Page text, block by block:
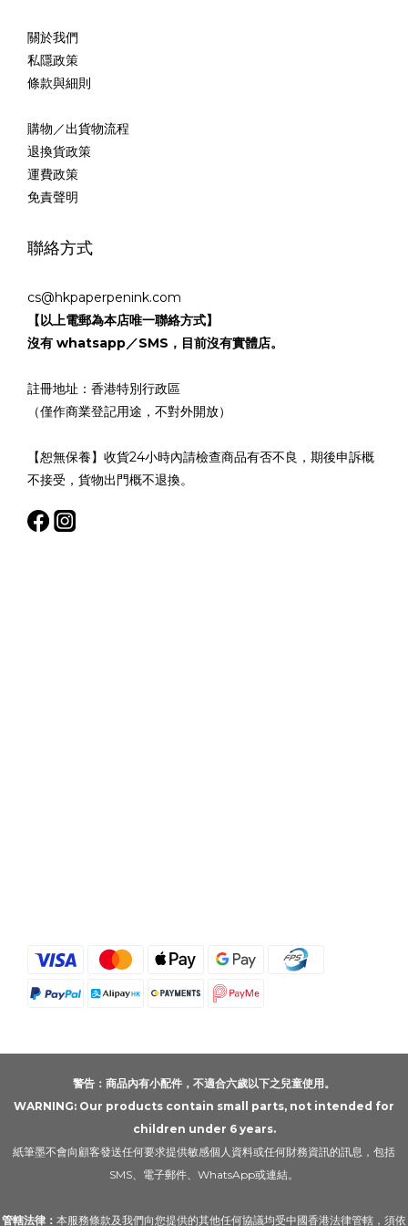
關於我們
私隱政策
條款與細則
購物／出貨物流程
退換貨政策
運費政策
免責聲明
聯絡方式
cs@hkpaperpenink.com
【以上電郵為本店唯一聯絡方式】
沒有 whatsapp／SMS，目前沒有實體店。
註冊地址：香港特別行政區
（僅作商業登記用途，不對外開放）
【恕無保養】收貨24小時內請檢查商品有否不良，期後申訴概
不接受，貨物出門概不退換。
警告：商品內有小配件，不適合六歲以下之兒童使用。
WARNING: Our products contain small parts, not intended for
children under 6 years.
紙筆墨不會向顧客發送任何要求提供敏感個人資料或任何財務資訊的訊息，包括
SMS、電子郵件、WhatsApp或連結。
管轄法律： 本服務條款及我們向您提供的其他任何協議均受中國香港法律管轄，須依